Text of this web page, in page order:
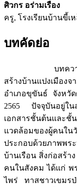
ศิวกร อร่ามเรือง
ครู, โรงเรียนบ้านขี้เ
บทคัดย่อ
บทความนี้ศึกษ
สร้างบ้านแปงเมือง
อำเภอขุขันธ์ จังหวั
2565 ปัจจุบันอยู่ใน
เอกสารชั้นต้นและชั้
แวดล้อมของผู้คนใ
ประกอบด้วยภาพพ
บ้านเรือน สิ่งก่อสร้
คนในสังคม ได้แก่ พ
ไพร่ ทาสชาวเขมร